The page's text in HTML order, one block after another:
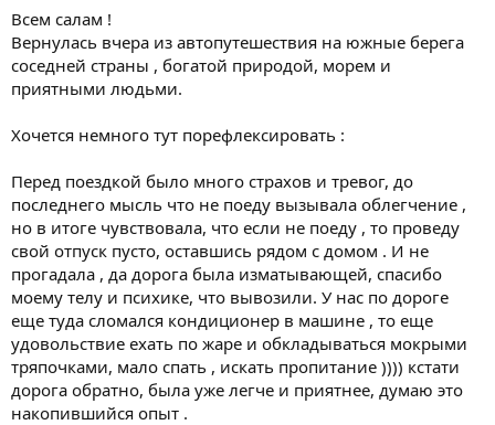
Всем салам !
Вернулась вчера из автопутешествия на южные берега
соседней страны , богатой природой, морем и
приятными людьми.
Хочется немного тут порефлексировать :
Перед поездкой было много страхов и тревог, до
последнего мысль что не поеду вызывала облегчение ,
но в итоге чувствовала, что если не поеду , то проведу
свой отпуск пусто, оставшись рядом с домом . И не
прогадала , да дорога была изматывающей, спасибо
моему телу и психике, что вывозили. У нас по дороге
еще туда сломался кондиционер в машине , то еще
удовольствие ехать по жаре и обкладываться мокрыми
тряпочками, мало спать , искать пропитание )))) кстати
дорога обратно, была уже легче и приятнее, думаю это
накопившийся опыт .